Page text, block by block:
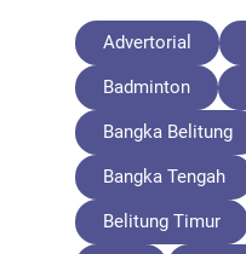
Advertorial
Badminton
Bangka Belitung
Bangka Tengah
Belitung Timur